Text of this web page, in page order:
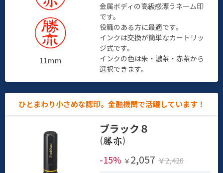
11mm
金属ボディの高級感漂うネーム印
です。
役職のある方に最適です。
インクは交換が簡単なカートリッ
ジ式です。
インクの色は朱・濃茶・赤茶から
選択できます。
ひとまわり小さめな認印。金融機関で活躍しています！
ブラック８
(
)
-15% ￥ 2,057 ￥2,420